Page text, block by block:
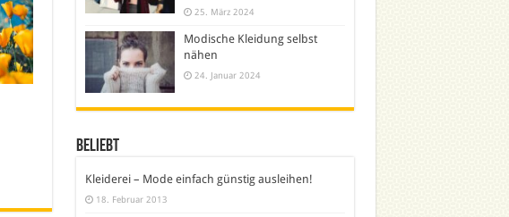
25. März 2024
Modische Kleidung selbst
nähen
24. Januar 2024
Beliebt
Kleiderei – Mode einfach günstig ausleihen!
18. Februar 2013